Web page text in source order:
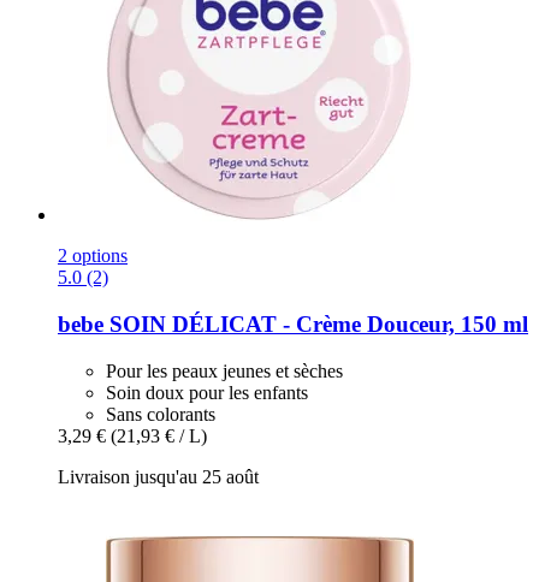
2 options
5.0 (2)
bebe SOIN DÉLICAT -​ Crème Douceur, 150 ml
Pour les peaux jeunes et sèches
Soin doux pour les enfants
Sans colorants
3,29 € (21,93 € / L)
Livraison jusqu'au 25 août